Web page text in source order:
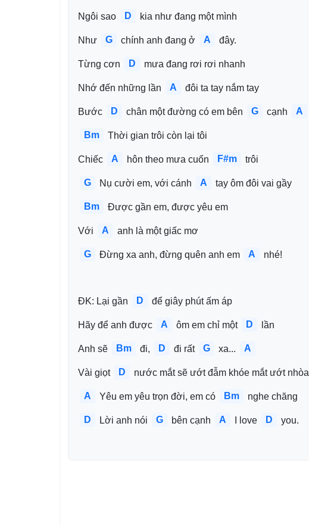
Ngôi sao D kia như đang một mình
Như G chính anh đang ở A đây.
Từng cơn D mưa đang rơi rơi nhanh
Nhớ đến những lần A đôi ta tay nắm tay
Bước D chân một đường có em bên G cạnh A
Bm Thời gian trôi còn lại tôi
Chiếc A hôn theo mưa cuốn F#m trôi
G Nụ cười em, với cánh A tay ôm đôi vai gầy
Bm Được gần em, được yêu em
Với A anh là một giấc mơ
G Đừng xa anh, đừng quên anh em A nhé!
ĐK: Lại gần D để giây phút ấm áp
Hãy để anh được A ôm em chỉ một D lần
Anh sẽ Bm đi, D đi rất G xa... A
Vài giọt D nước mắt sẽ ướt đẫm khóe mắt ướt nhòa
A Yêu em yêu trọn đời, em có Bm nghe chăng
D Lời anh nói G bên cạnh A I love D you.